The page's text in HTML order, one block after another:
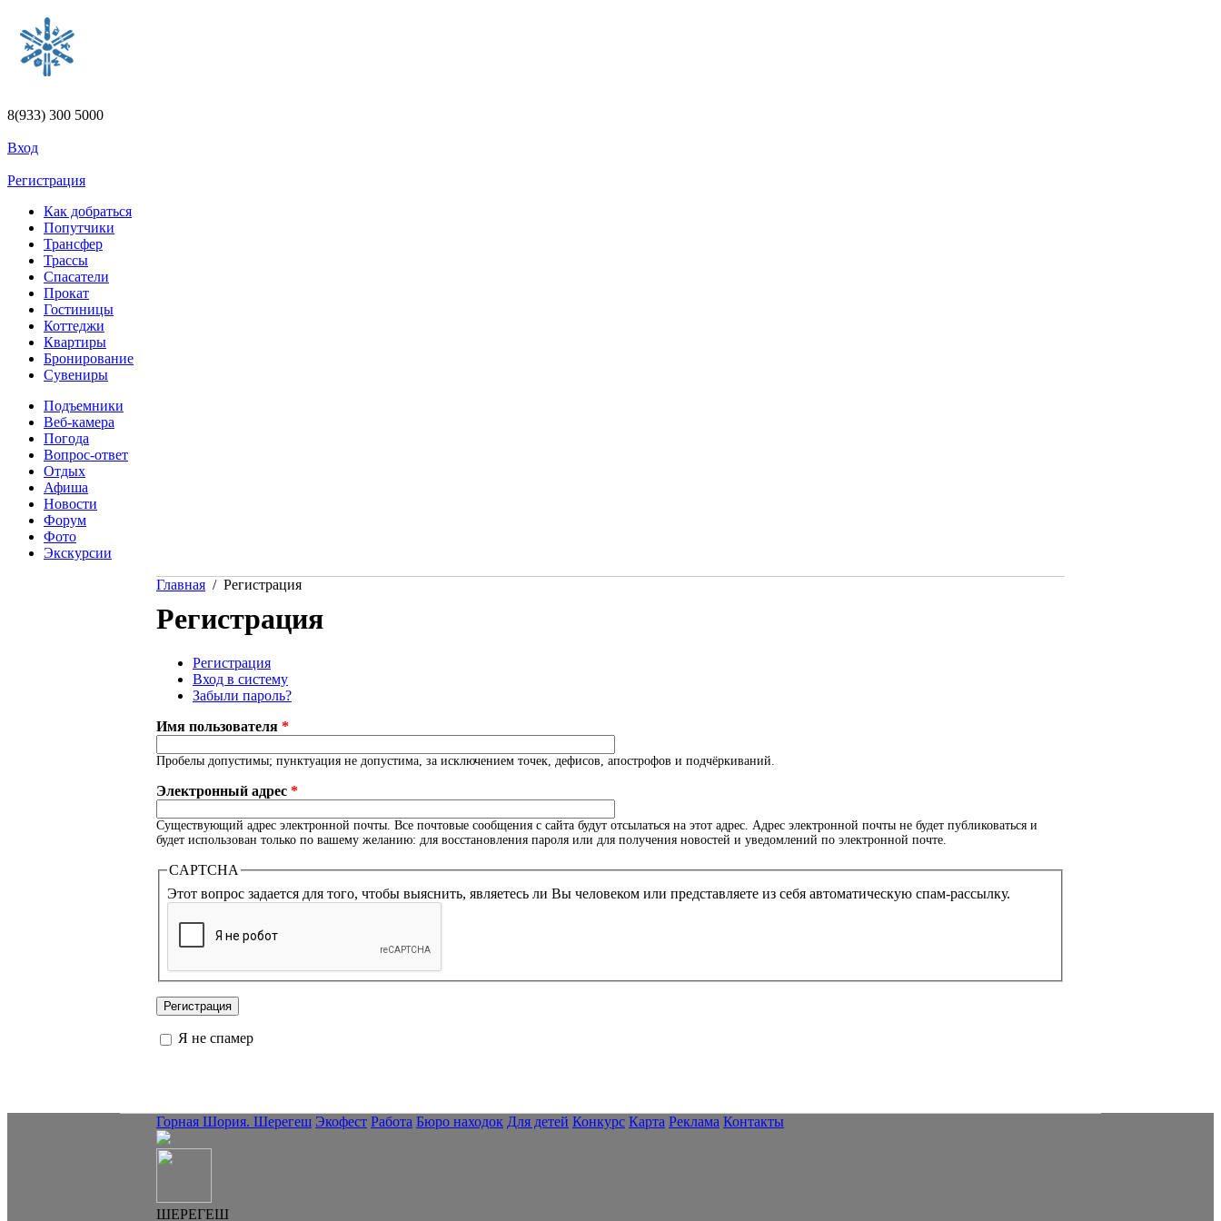
Перейти к основному содержанию
8(933) 300 5000
Вход
Регистрация
Как добраться
Попутчики
Трансфер
Трассы
Спасатели
Прокат
Гостиницы
Коттеджи
Квартиры
Бронирование
Сувениры
Подъемники
Веб-камера
Погода
Вопрос-ответ
Отдых
Афиша
Новости
Форум
Фото
Экскурсии
Вы здесь
Главная / Регистрация
Регистрация
Главные вкладки
Регистрация
Вход в систему
Забыли пароль?
Имя пользователя *
Пробелы допустимы; пунктуация не допустима, за исключением точек, дефисов, апострофов и подчёркиваний.
Электронный адрес *
Существующий адрес электронной почты. Все почтовые сообщения с сайта будут отсылаться на этот адрес. Адрес электронной почты не будет публиковаться и
будет использован только по вашему желанию: для восстановления пароля или для получения новостей и уведомлений по электронной почте.
CAPTCHA
Этот вопрос задается для того, чтобы выяснить, являетесь ли Вы человеком или представляете из себя автоматическую спам-рассылку.
Я не спамер
Горная Шория. Шерегеш Экофест Работа Бюро находок Для детей Конкурс Карта Реклама Контакты
ШЕРЕГЕШ